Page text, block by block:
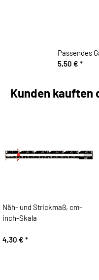
Passendes
5,50 € *
Kunden kauften
Näh- und Strickmaß, cm-
inch-Skala
4,30 € *